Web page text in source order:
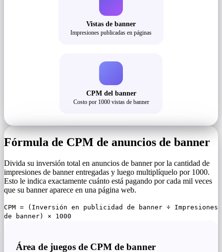
Vistas de banner
Impresiones publicadas en páginas
CPM del banner
Costo por 1000 vistas de banner
Fórmula de CPM de anuncios de banner
Divida su inversión total en anuncios de banner por la cantidad de
impresiones de banner entregadas y luego multiplíquelo por 1000.
Esto le indica exactamente cuánto está pagando por cada mil veces
que su banner aparece en una página web.
CPM = (Inversión en publicidad de banner ÷ Impresiones
de banner) × 1000
Área de juegos de CPM de banner